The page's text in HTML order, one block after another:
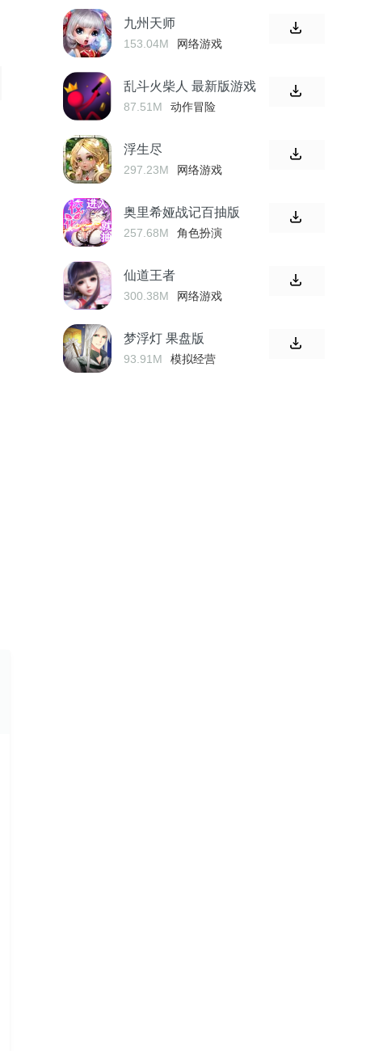
九州天师
153.04M 网络游戏
乱斗火柴人 最新版游戏
87.51M 动作冒险
浮生尽
297.23M 网络游戏
奥里希娅战记百抽版
257.68M 角色扮演
仙道王者
300.38M 网络游戏
梦浮灯 果盘版
93.91M 模拟经营